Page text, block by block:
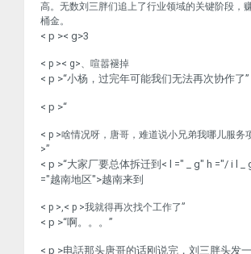
高。无数刘三胖们追上了行业领域的关键阶段，
桶金。
< p >< g>3
< p >< g>、喧嚣褪掉
< p >“小杨，过完年可能我们无法再次协作了”
< p >“
< p >啥情况呀，唐哥，难道说小兄弟我哪儿服务
>”
< p >“大家厂要总体拆迁到< l =" _ g" h ="/ i l _
="越南地区">越南来到
< p >,< p >我就得再次找个工作了”
< p >“啊。。。”
< p >电話那头唐哥的话刚说完，刘三胖头发